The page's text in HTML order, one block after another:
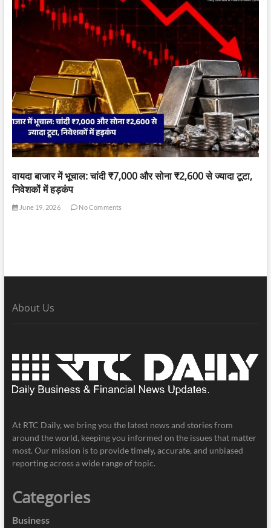
वायदा बाजार में भूचाल: चांदी ₹7,000 और सोना ₹2,600 से ज्यादा टूटा,
निवेशकों में हड़कंप
June 19, 2026 No Comments
About Us
At RTC Daily, we bring you the latest news and stories from
around the world, keeping you informed on the issues that matter
most. Our mission is to provide timely, accurate, and unbiased
reporting across a wide range of topic.
Categories
Business